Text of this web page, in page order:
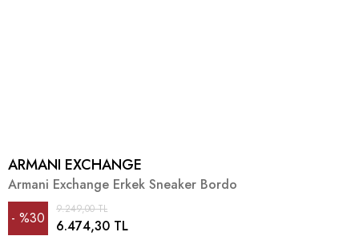
ARMANI EXCHANGE
Armani Exchange Erkek Sneaker Bordo
%30
9.249,00 TL
6.474,30 TL